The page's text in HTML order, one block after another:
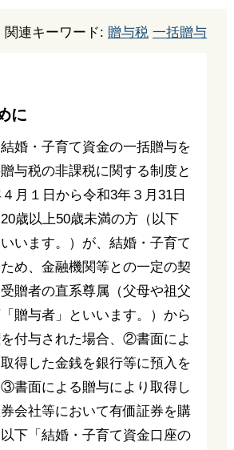
関連キーワード: 贈与税 一括贈与
に
婚・子育て資金の一括贈与を
与税の非課税に関する制度と
月１日から令和3年３月31日
歳以上50歳未満の方（以下
いいます。）が、結婚・子育て
め、金融機関等との一定の契
贈者の直系尊属（父母や祖父
贈与者」といいます。）から
付与された場合、②書面によ
得した金銭を銀行等に預入を
書面による贈与により取得し
会社等において有価証券を購
下「結婚・子育て資金口座の